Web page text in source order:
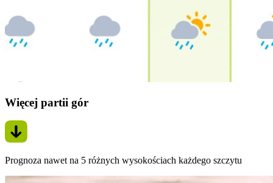
Więcej partii gór
Prognoza nawet na 5 różnych wysokościach każdego szczytu